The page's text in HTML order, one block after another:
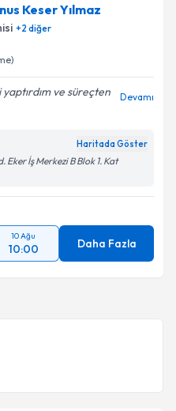
takvimi talebi oluşturun.
almanız için bir takvim
bilgilendireceğiz.
ilişkin
Aydınlatma
verilerimin belirtilen
Gönder
Keser Yılmaz
+2 diğer
ve süreçten
Devamı
Haritada Göster
İş Merkezi B Blok 1. Kat
10 Ağu
10:00 Daha Fazla